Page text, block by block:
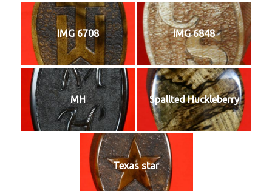
IMG 6708 IMG 6848
MH Spallted Huckleberry
Texas star